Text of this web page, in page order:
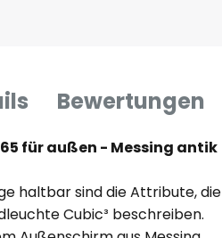
Bewertungen
für außen - Messing antik
haltbar sind die Attribute, die
Cubic³ beschreiben.